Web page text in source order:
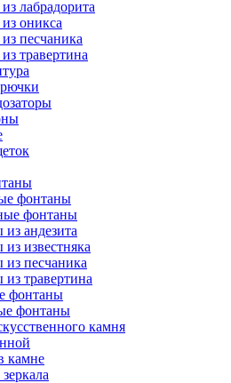
лабрадорита
оникса
песчаника
травертина
фонтаны
фонтаны
андезита
известняка
песчаника
травертина
фонтаны
фонтаны
камня
камне